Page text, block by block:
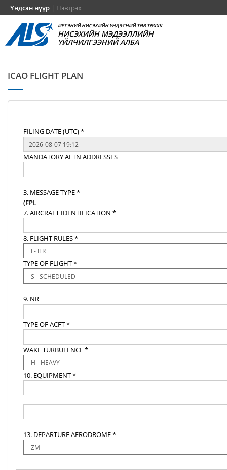
Үндсэн нүүр | Нэвтрэх
ИРГЭНИЙ НИСЭХИЙН ҮНДЭСНИЙ ТӨВ ТӨХХК
НИСЭХИЙН МЭДЭЭЛЛИЙН
ҮЙЛЧИЛГЭЭНИЙ АЛБА
ICAO FLIGHT PLAN
FILING DATE (UTC) *
MANDATORY AFTN ADDRESSES
3. MESSAGE TYPE *
(FPL
7. AIRCRAFT IDENTIFICATION *
8. FLIGHT RULES *
TYPE OF FLIGHT *
9. NR
TYPE OF ACFT *
WAKE TURBULENCE *
10. EQUIPMENT *
13. DEPARTURE AERODROME *